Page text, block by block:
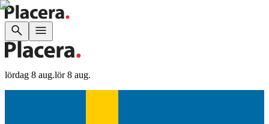
lördag 8 aug.lör 8 aug.